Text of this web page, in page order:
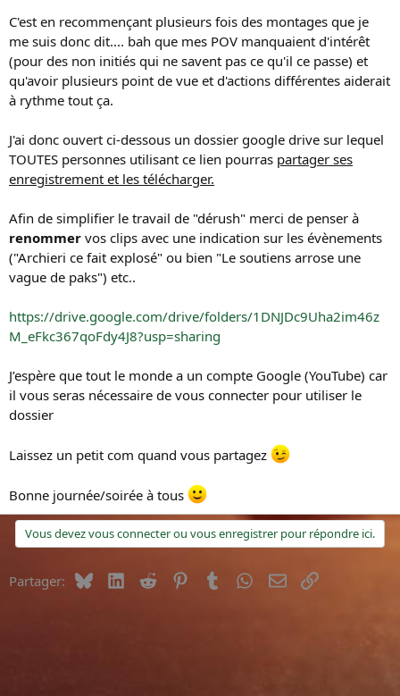
C'est en recommençant plusieurs fois des montages que je
me suis donc dit.... bah que mes POV manquaient d'intérêt
(pour des non initiés qui ne savent pas ce qu'il ce passe) et
qu'avoir plusieurs point de vue et d'actions différentes aiderait
à rythme tout ça.
J'ai donc ouvert ci-dessous un dossier google drive sur lequel
TOUTES personnes utilisant ce lien pourras partager ses
enregistrement et les télécharger.
Afin de simplifier le travail de "dérush" merci de penser à
renommer vos clips avec une indication sur les évènements
("Archieri ce fait explosé" ou bien "Le soutiens arrose une
vague de paks") etc..
https://drive.google.com/drive/folders/1DNJDc9Uha2im46z
M_eFkc367qoFdy4J8?usp=sharing
J’espère que tout le monde a un compte Google (YouTube) car
il vous seras nécessaire de vous connecter pour utiliser le
dossier
Laissez un petit com quand vous partagez
Bonne journée/soirée à tous
Vous devez vous connecter ou vous enregistrer pour répondre ici.
Partager: BlueskyLinkedIn
Reddit PinterestTumblr WhatsApp
E-mailLien